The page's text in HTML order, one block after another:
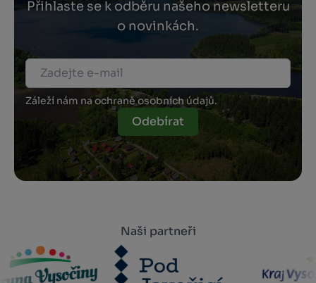
Přihlaste se k odběru našeho newsletteru
o novinkách.
Záleží nám na ochraně osobních údajů.
Odebírat
Naši partneři